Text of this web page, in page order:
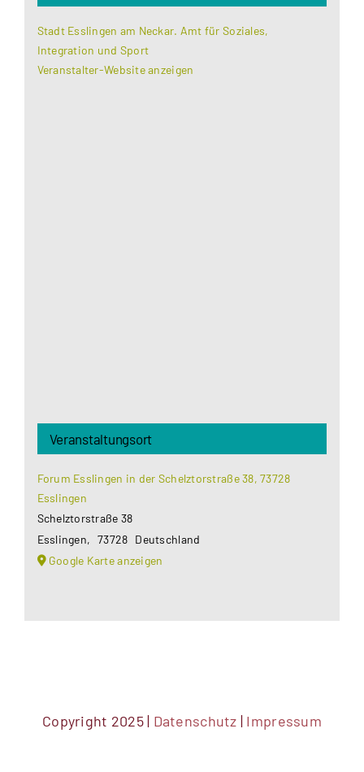
Stadt Esslingen am Neckar. Amt für Soziales,
Integration und Sport
Veranstalter-Website anzeigen
Veranstaltungsort
Forum Esslingen in der Schelztorstraße 38, 73728
Esslingen
Schelztorstraße 38
Esslingen, 73728 Deutschland
Google Karte anzeigen
Copyright 2025 | Datenschutz | Impressum